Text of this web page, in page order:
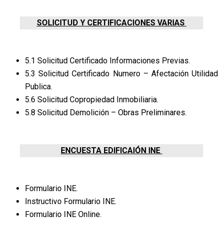
SOLICITUD Y CERTIFICACIONES VARIAS
5.1 Solicitud Certificado Informaciones Previas.
5.3 Solicitud Certificado Numero – Afectación Utilidad
Publica.
5.6 Solicitud Copropiedad Inmobiliaria.
5.8 Solicitud Demolición – Obras Preliminares.
ENCUESTA EDIFICAIÓN INE
Formulario INE.
Instructivo Formulario INE.
Formulario INE Online.